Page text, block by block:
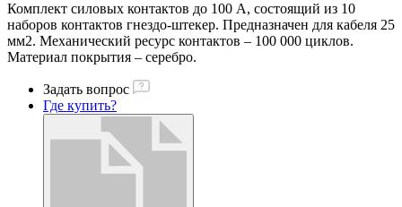
Комплект силовых контактов до 100 А, состоящий из 10
наборов контактов гнездо-штекер. Предназначен для кабеля 25
мм2. Механический ресурс контактов – 100 000 циклов.
Материал покрытия – серебро.
Задать вопрос
Где купить?